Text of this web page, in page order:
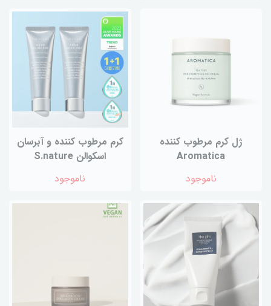
ژل کرم مرطوب کننده
Aromatica
ناموجود
کرم مرطوب کننده و آبرسان
اسکوالن S.nature
ناموجود